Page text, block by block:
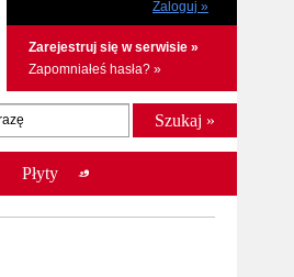
Zarejestruj się w serwisie »
Zapomniałeś hasła? »
Płyty